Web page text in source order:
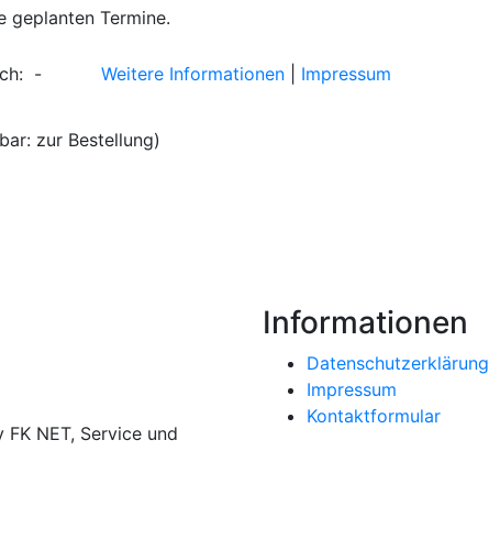
geplanten Termine.
-
zur Bestellung)
NET, Service und
Informationen
Datenschutzerklärung
Impressum
Kontaktformular
Weitere Informationen
Impressum